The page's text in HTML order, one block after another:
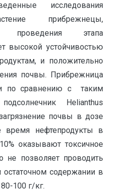
исследования
прибрежнецы,
проведения этапа
высокой устойчивостью
и положительно
почвы. Прибрежница
по сравнению с таким
Helianthus
почвы в дозе
нефтепродукты в
оказывают токсичное
не позволяет проводить
содержании в
100 г/кг.